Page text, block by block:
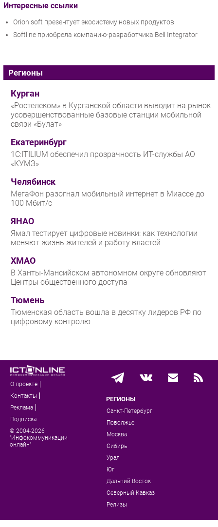
Интересные ссылки
Orion soft презентует экосистему новых продуктов
Softline приобрела компанию-разработчика Bell Integrator
Регионы
Курган
«Ростелеком» в Курганской области выводит на рынок
усовершенствованные базовые станции мобильной
связи «Булат»
Екатеринбург
1С:ITILIUM обеспечил прозрачность ИТ-службы АО
«КУМЗ»
Челябинск
МегаФон разогнал мобильный интернет в Миассе до
100 Мбит/с
ЯНАО
Ямал тестирует цифровые новинки: как технологии
меняют жизнь жителей и работу властей
ХМАО
В Ханты-Мансийском автономном округе обновляют
Центры общественного доступа
Тюмень
Тюменская область вошла в десятку лидеров РФ по
цифровому контролю
О проекте
Контакты
Реклама
Подписка
© 2004-2026
"Инфокоммуникации
онлайн"
РЕГИОНЫ
Санкт-Петербург
Поволжье
Москва
Сибирь
Урал
Юг
Дальний Восток
Северный Кавказ
Релизы